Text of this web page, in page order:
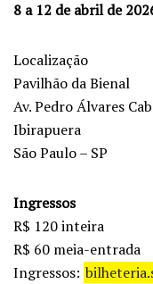
8 a 12 de abril de
Localização
Pavilhão da Bienal
Av. Pedro Álvares
Ibirapuera
São Paulo – SP
Ingressos
R$ 120 inteira
R$ 60 meia-entrada
Ingressos: